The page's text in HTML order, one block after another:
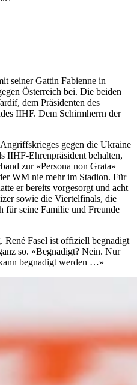
seiner Gattin Fabienne in
Österreich bei. Die beiden
dem Präsidenten des
IIHF. Dem Schirmherrn der
gegen die Ukraine
IIHF-Ehrenpräsident behalten,
zur «Persona non Grata»
WM nie mehr im Stadion. Für
er bereits vorgesorgt und acht
sowie die Viertelfinals, die
seine Familie und Freunde
René Fasel ist offiziell begnadigt
so. «Begnadigt? Nein. Nur
begnadigt werden …»